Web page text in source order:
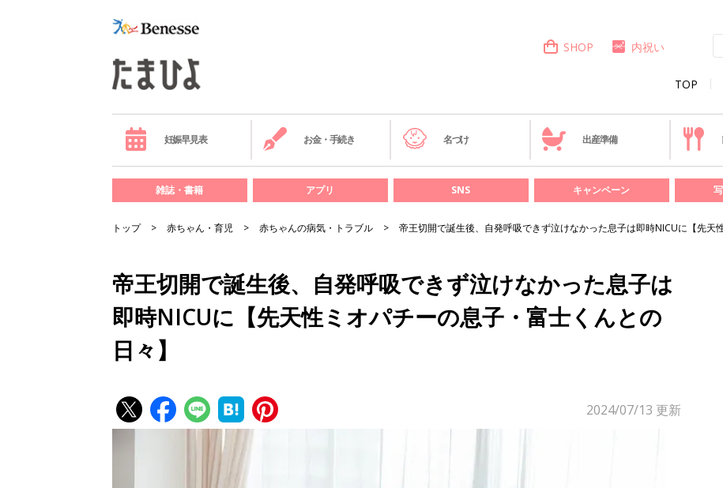
TOP
SHOP 内祝い
妊娠早見表 お金・手続き 名づけ 出産準備
雑誌・書籍 アプリ SNS キャンペーン
トップ 赤ちゃん・育児 赤ちゃんの病気・トラブル 帝王切開で誕生後、自発呼吸できず泣けなかった息子は即時NICUに【先天
帝王切開で誕生後、自発呼吸できず泣けなかった息子は
即時NICUに【先天性ミオパチーの息子・富士くんとの
日々】
2024/07/13 更新